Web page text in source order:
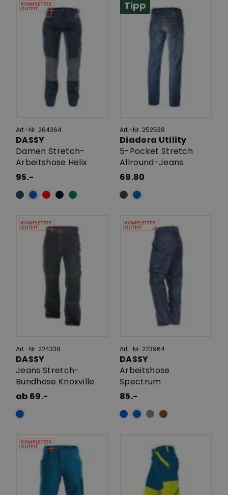
Art.-Nr. 264364
DASSY
Damen Stretch-
Arbeitshose Helix
95.-
Tipp
Art.-Nr. 252538
Diadora Utility
5-Pocket Stretch
Allround-Jeans
69.80
Art.-Nr. 224338
DASSY
Jeans Stretch-
Bundhose Knoxville
ab 69.-
Art.-Nr. 223964
DASSY
Arbeitshose
Spectrum
85.-